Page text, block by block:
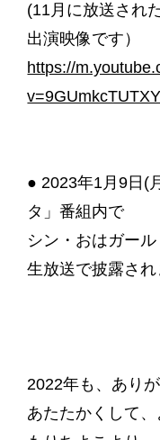
(11月に放送され
出演映像です）
https://
v=9GUmkcTUTXY
● 2023年1月9日(
タ」番組内で
シン・おはガール
生放送で披露され
2022年も、あり
あたたかくして、